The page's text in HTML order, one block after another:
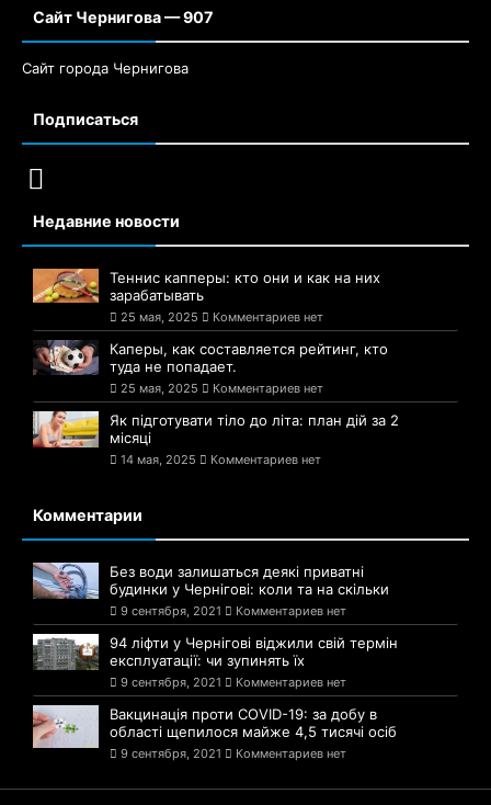
Сайт Чернигова — 907
Сайт города Чернигова
Подписаться
Недавние новости
Теннис капперы: кто они и как на них
зарабатывать
25 мая, 2025 Комментариев нет
Каперы, как составляется рейтинг, кто
туда не попадает.
25 мая, 2025 Комментариев нет
Як підготувати тіло до літа: план дій за 2
місяці
14 мая, 2025 Комментариев нет
Комментарии
Без води залишаться деякі приватні
будинки у Чернігові: коли та на скільки
9 сентября, 2021 Комментариев нет
94 ліфти у Чернігові віджили свій термін
експлуатації: чи зупинять їх
9 сентября, 2021 Комментариев нет
Вакцинація проти COVID-19: за добу в
області щепилося майже 4,5 тисячі осіб
9 сентября, 2021 Комментариев нет